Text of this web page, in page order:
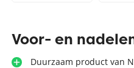
Voor- en
Duurzaam product van